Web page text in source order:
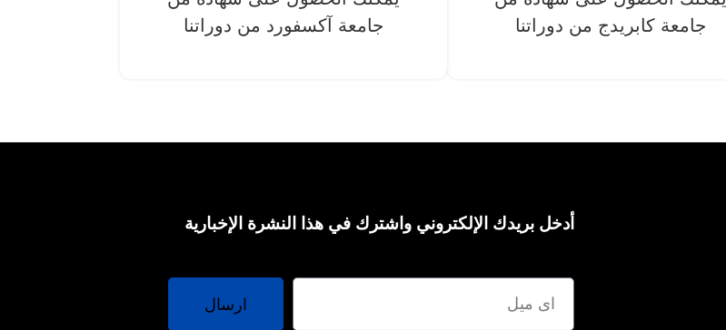
جامعة كابريدج من دوراتنا
جامعة آکسفورد من دوراتنا
أدخل بريدك الإلكتروني واشترك في هذا النشرة الإخبارية
ارسال